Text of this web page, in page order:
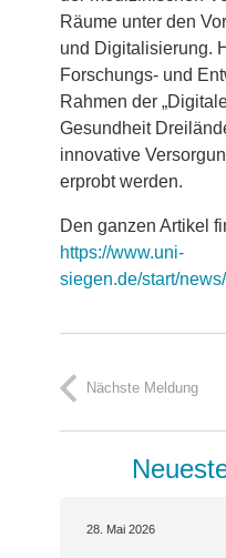
Räume unter den
und Digitalisierung.
Forschungs- und
Rahmen der
Gesundheit
innovative
erprobt werden.
Den ganzen Artikel
https://www.uni-
siegen.de/start/
Nächste Meldung
28. Mai 2026